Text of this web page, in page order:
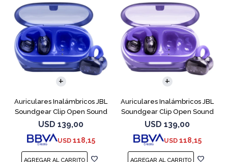
Auriculares Inalámbricos JBL
Soundgear Clip Open Sound
Azul
USD 139,00
USD 118,15
Auriculares Inalámbricos JBL
Soundgear Clip Open Sound
Purpl
USD 139,00
USD 118,15